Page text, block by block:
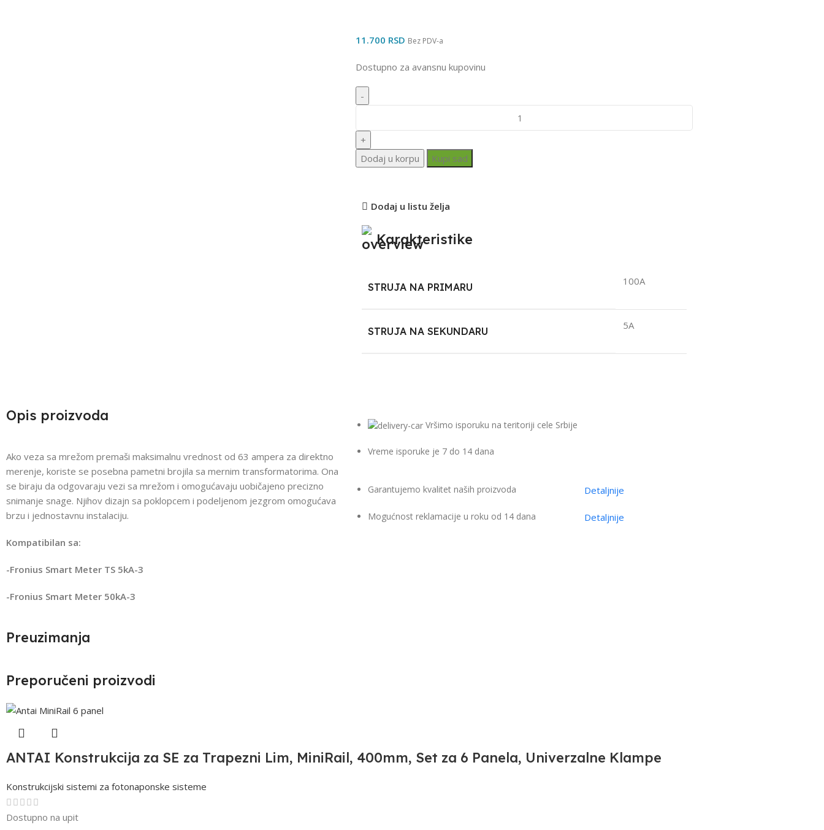
11.700 RSD Bez PDV-a
Dostupno za avansnu kupovinu
Dodaj u korpu Kupi sad
Dodaj u listu želja
Karakteristike
STRUJA NA PRIMARU 100A
STRUJA NA SEKUNDARU 5A
Opis proizvoda
Ako veza sa mrežom premaši maksimalnu vrednost od 63 ampera za direktno
merenje, koriste se posebna pametni brojila sa mernim transformatorima. Ona
se biraju da odgovaraju vezi sa mrežom i omogućavaju uobičajeno precizno
snimanje snage. Njihov dizajn sa poklopcem i podeljenom jezgrom omogućava
brzu i jednostavnu instalaciju.
Kompatibilan sa:
-Fronius Smart Meter TS 5kA-3
-Fronius Smart Meter 50kA-3
Preuzimanja
Vršimo isporuku na teritoriji cele Srbije
Vreme isporuke je 7 do 14 dana
Garantujemo kvalitet naših proizvoda Detaljnije
Mogućnost reklamacije u roku od 14 dana Detaljnije
Preporučeni proizvodi
ANTAI Konstrukcija za SE za Trapezni Lim, MiniRail, 400mm, Set za 6 Panela, Univerzalne Klampe
Konstrukcijski sistemi za fotonaponske sisteme
Dostupno na upit